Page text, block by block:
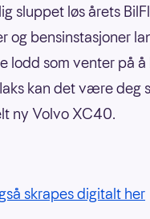
sluppet løs årets
og bensinstasjoner
lodd som venter på
kan det være deg
ny Volvo XC40.
skrapes digitalt her